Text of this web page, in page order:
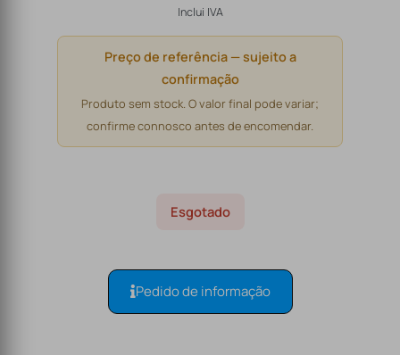
Inclui IVA
Preço de referência — sujeito a
confirmação
Produto sem stock. O valor final pode variar;
confirme connosco antes de encomendar.
Esgotado
Pedido de informação